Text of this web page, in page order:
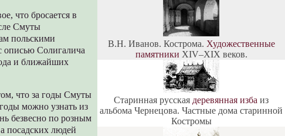
что бросается в
Смуты
польскими
описью Солигалича
и ближайших
что за годы Смуты
можно узнать из
безвесно по розным
посадских людей
В.Н. Иванов. Кострома. Художественные
памятники XIV–XIX веков.
Старинная русская деревянная изба из
альбома Чернецова. Частные дома старинной
Костромы